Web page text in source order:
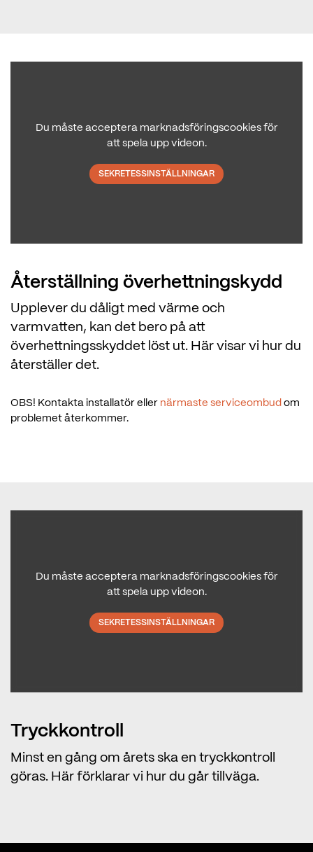
Du måste acceptera marknadsföringscookies för
att spela upp videon.
SEKRETESSINSTÄLLNINGAR
Återställning överhettningskydd
Upplever du dåligt med värme och
varmvatten, kan det bero på att
överhettningsskyddet löst ut. Här visar vi hur du
återställer det.
OBS! Kontakta installatör eller närmaste serviceombud om
problemet återkommer.
Du måste acceptera marknadsföringscookies för
att spela upp videon.
SEKRETESSINSTÄLLNINGAR
Tryckkontroll
Minst en gång om årets ska en tryckkontroll
göras. Här förklarar vi hur du går tillväga.